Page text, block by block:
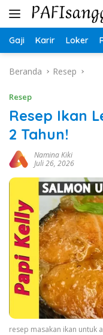
Langsung
Gaji Karir Loker
Beranda Resep
Resep
Resep Ikan
2 Tahun!
Namina Kiki
Juli 26, 2026
resep masakan ikan untuk